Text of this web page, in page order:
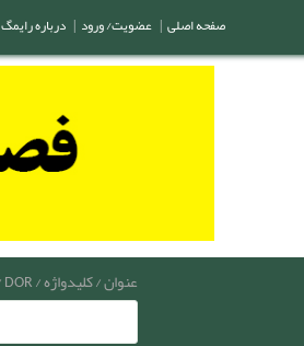
عنوان / کلیدواژه / DOI / DOR
صفحه اصلی | عضویت/ ورود | درباره رایمگ